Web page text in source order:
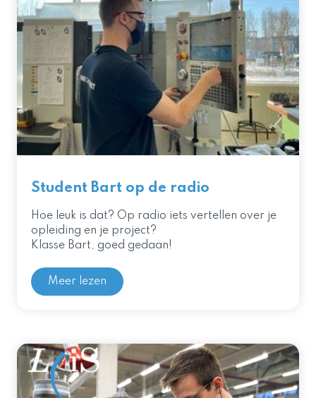
Student Bart op de radio
Hoe leuk is dat? Op radio iets vertellen over je
opleiding en je project?
Klasse Bart, goed gedaan!
Meer lezen